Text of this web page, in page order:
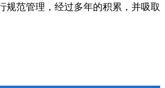
规范管理，经过多年的积累，并吸取